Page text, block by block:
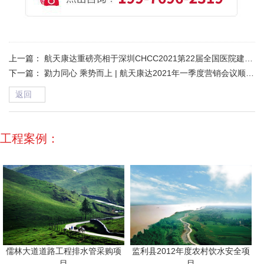
上一篇： 航天康达重磅亮相于深圳CHCC2021第22届全国医院建设大会
下一篇： 勠力同心 乘势而上 | 航天康达2021年一季度营销会议顺利召开
返回
工程案例：
儒林大道道路工程排水管采购项
监利县2012年度农村饮水安全项